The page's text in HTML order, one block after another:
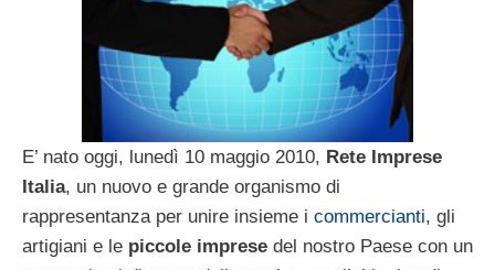
E’ nato oggi, lunedì 10 maggio 2010, Rete Imprese
Italia, un nuovo e grande organismo di
rappresentanza per unire insieme i commercianti, gli
artigiani e le piccole imprese del nostro Paese con un